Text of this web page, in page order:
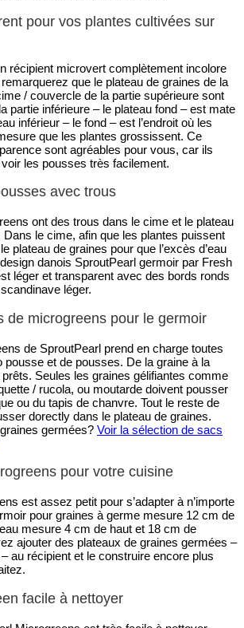
pour vos plantes cultivées sur
récipient microvert complètement incolore
que le plateau de graines de la
/ couvercle de la partie supérieure sont
partie inférieure – le plateau fond – est mate
inférieur – le fond – est l’endroit où les
que les plantes grossissent. Ce
sont agréables pour vous, car ils
les pousses très facilement.
avec trous
ont des trous dans le cime et le plateau
le cime, afin que les plantes puissent
plateau de graines pour que l’excès d’eau
danois SproutPearl germoir par Fresh
léger et transparent avec des bords ronds
léger.
de microgreens pour le germoir
de SproutPearl prend en charge toutes
pousse et de pousses. De la graine à la
Seules les graines gélifiantes comme
/ rucola, ou moutarde doivent pousser
ou du tapis de chanvre. Tout le reste de
dorectly dans le plateau de graines.
germées? Voir la sélection de sacs
pour votre cuisine
est assez petit pour s’adapter à n’importe
pour graines à germe mesure 12 cm de
mesure 4 cm de haut et 18 cm de
ajouter des plateaux de graines germées –
au récipient et le construire encore plus
facile à nettoyer